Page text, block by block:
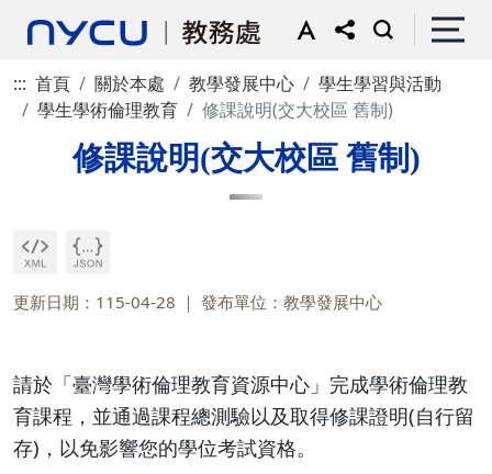
::: 首頁 關於本處 教學發展中心
學生學習與活動
學生學術倫理教育
修課說明(交大校區 舊制)
修課說明(交大校區 舊制)
更新日期：115-04-28 發布單位：教學發展中心
請於「臺灣學術倫理教育資源中心」完成學術倫理教
育課程，並通過課程總測驗以及取得修課證明(自行留
存)，以免影響您的學位考試資格。